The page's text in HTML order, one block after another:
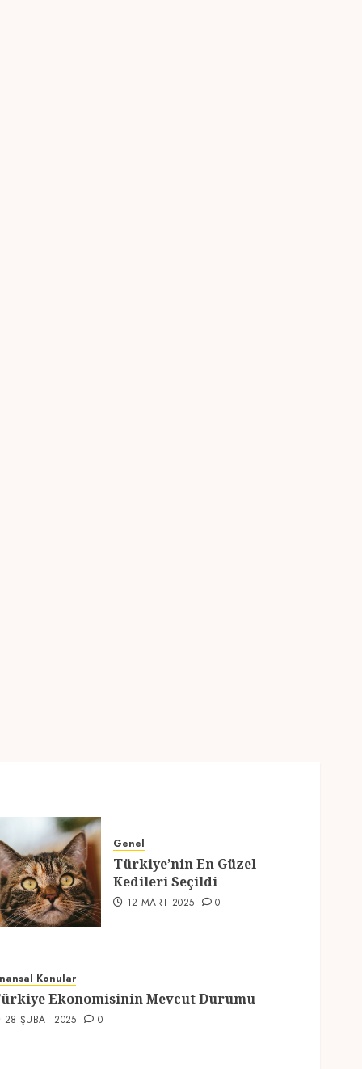
Genel
Türkiye’nin En Güzel
Kedileri Seçildi
12 MART 2025 0
Konular
Ekonomisinin Mevcut Durumu
28 ŞUBAT 2025 0